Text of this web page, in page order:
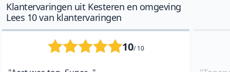
Klantervaringen uit Kesteren en omgeving
Lees 10 van klantervaringen
10/ 10